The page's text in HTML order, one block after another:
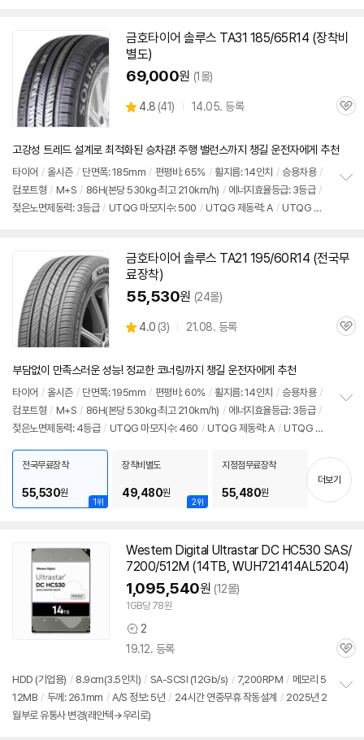
금호타이어 솔루스 TA31 185/65R14 (장착비
별도)
69,000원 (1몰)
별
4.8 (상
뷰
41) 14.05. 등록
관
고강성 트레드 설계로 최적화된 승차감! 주행 밸런스까지 챙길 운전자에게 추천
타이어 / 올시즌 / 단면폭: 185mm / 편평비: 65% / 휠지름: 14인치 / 승용차용 /
컴포트형 / M+S / 86H(본당 530kg·최고 210km/h) / 에너지효율등급: 3등급 /
젖은노면제동력: 3등급 / UTQG 마모지수: 500 / UTQG 제동력: A / UTQG 내
기
금호타이어 솔루스 TA21 195/60R14 (전국무
료장착)
55,530원 (24몰)
별
4.0 (상
3) 21.08. 등록
관
부담없이 만족스러운 성능! 정교한 코너링까지 챙길 운전자에게 추천
타이어 / 올시즌 / 단면폭: 195mm / 편평비: 60% / 휠지름: 14인치 / 승용차용 /
컴포트형 / M+S / 86H(본당 530kg·최고 210km/h) / 에너지효율등급: 3등급 /
젖은노면제동력: 4등급 / UTQG 마모지수: 460 / UTQG 제동력: A / UTQG 내
기
1위
전국무료장착
55,530원
2위
장착비별도
49,480원
지정점무료장착
55,480원
더보기
Western Digital Ultrastar DC HC530 SAS/
7200/512M (14TB, WUH721414AL5204)
1,095,540원 (12몰)
1GB당 78원
상
품
견
2
19.12. 등록
관
HDD (기업용) / 8.9cm(3.5인치) / SA-SCSI (12Gb/s) / 7,200RPM / 메모리 5
12MB / 두께: 26.1mm / A/S 정보: 5년 / 24시간 연중무휴 작동설계 / 2025년 2
월부로 유통사 변경(래안텍→우리로)